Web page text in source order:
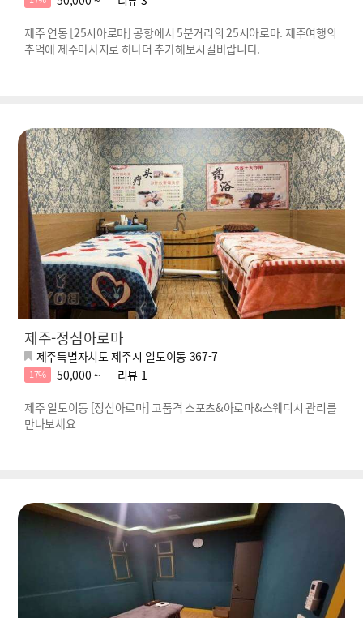
제주 연동 [25시아로마] 공항에서 5분거리의 25시아로마. 제주여행의
추억에 제주마사지로 하나더 추가해보시길바랍니다.
제주-정심아로마
제주특별자치도 제주시 일도이동 367-7
17% 50,000 ~ 리뷰 1
제주 일도이동 [정심아로마] 고품격 스포츠&아로마&스웨디시 관리를
만나보세요